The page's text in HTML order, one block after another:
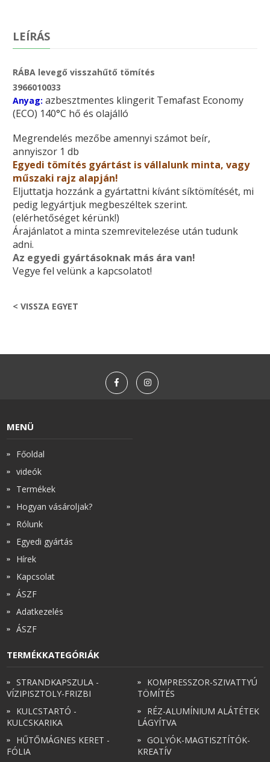
LEÍRÁS
RÁBA levegő visszahűtő tömítés
3966010033
Anyag: azbesztmentes klingerit Temafast Economy
(ECO) 140°C hő és olajálló
Megrendelés mezőbe amennyi számot beír,
annyiszor 1 db
Egyedi tömítés gyártást is vállalunk minta, vagy
műszaki rajz alapján!
Eljuttatja hozzánk a gyártattni kívánt síktömítését, mi
pedig legyártjuk megbeszéltek szerint.
(elérhetőséget kérünk!)
Árajánlatot a minta szemrevitelezése után tudunk
adni.
Az egyedi gyártásoknak más ára van!
Vegye fel velünk a kapcsolatot!
< VISSZA EGYET
MENÜ
Főoldal
videók
Termékek
Hogyan vásároljak?
Rólunk
Egyedi gyártás
Hírek
Kapcsolat
ÁSZF
Adatkezelés
ÁSZF
TERMÉKKATEGÓRIÁK
STRANDKAPSZULA -
VÍZIPISZTOLY-FRIZBI
KULCSTARTÓ -
KULCSKARIKA
HŰTŐMÁGNES KERET -
FÓLIA
KOMPRESSZOR-SZIVATTYÚ
TÖMÍTÉS
RÉZ-ALUMÍNIUM ALÁTÉTEK
LÁGYÍTVA
GOLYÓK-MAGTISZTÍTÓK-
KREATÍV